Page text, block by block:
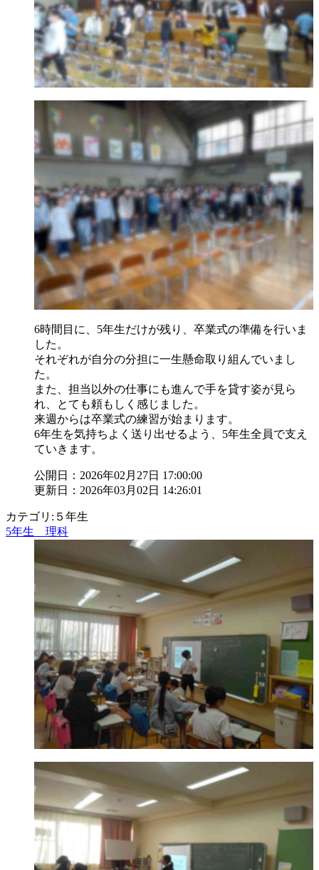
6時間目に、5年生だけが残り、卒業式の準備を行いま
した。
それぞれが自分の分担に一生懸命取り組んでいまし
た。
また、担当以外の仕事にも進んで手を貸す姿が見ら
れ、とても頼もしく感じました。
来週からは卒業式の練習が始まります。
6年生を気持ちよく送り出せるよう、5年生全員で支え
ていきます。
公開日：2026年02月27日 17:00:00
更新日：2026年03月02日 14:26:01
カテゴリ:５年生
5年生 理科